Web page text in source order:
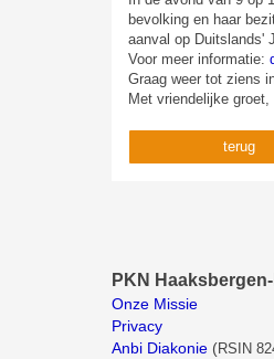
bevolking en haar
aanval op Duitslands'
Voor meer informatie:
Graag weer tot ziens
Met vriendelijke groet,
terug
PKN
Onze Missie
Privacy
Anbi Diakonie (RSIN